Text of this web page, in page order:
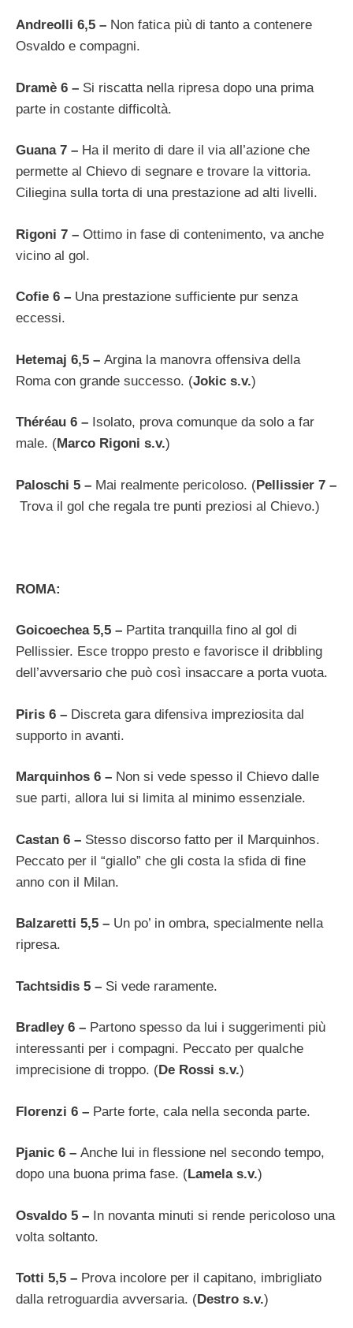
Andreolli 6,5 – Non fatica più di tanto a contenere
Osvaldo e compagni.
Dramè 6 – Si riscatta nella ripresa dopo una prima
parte in costante difficoltà.
Guana 7 – Ha il merito di dare il via all’azione che
permette al Chievo di segnare e trovare la vittoria.
Ciliegina sulla torta di una prestazione ad alti livelli.
Rigoni 7 – Ottimo in fase di contenimento, va anche
vicino al gol.
Cofie 6 – Una prestazione sufficiente pur senza
eccessi.
Hetemaj 6,5 – Argina la manovra offensiva della
Roma con grande successo. (Jokic s.v.)
Théréau 6 – Isolato, prova comunque da solo a far
male. (Marco Rigoni s.v.)
Paloschi 5 – Mai realmente pericoloso. (Pellissier 7 –
Trova il gol che regala tre punti preziosi al Chievo.)
ROMA:
Goicoechea 5,5 – Partita tranquilla fino al gol di
Pellissier. Esce troppo presto e favorisce il dribbling
dell’avversario che può così insaccare a porta vuota.
Piris 6 – Discreta gara difensiva impreziosita dal
supporto in avanti.
Marquinhos 6 – Non si vede spesso il Chievo dalle
sue parti, allora lui si limita al minimo essenziale.
Castan 6 – Stesso discorso fatto per il Marquinhos.
Peccato per il “giallo” che gli costa la sfida di fine
anno con il Milan.
Balzaretti 5,5 – Un po’ in ombra, specialmente nella
ripresa.
Tachtsidis 5 – Si vede raramente.
Bradley 6 – Partono spesso da lui i suggerimenti più
interessanti per i compagni. Peccato per qualche
imprecisione di troppo. (De Rossi s.v.)
Florenzi 6 – Parte forte, cala nella seconda parte.
Pjanic 6 – Anche lui in flessione nel secondo tempo,
dopo una buona prima fase. (Lamela s.v.)
Osvaldo 5 – In novanta minuti si rende pericoloso una
volta soltanto.
Totti 5,5 – Prova incolore per il capitano, imbrigliato
dalla retroguardia avversaria. (Destro s.v.)